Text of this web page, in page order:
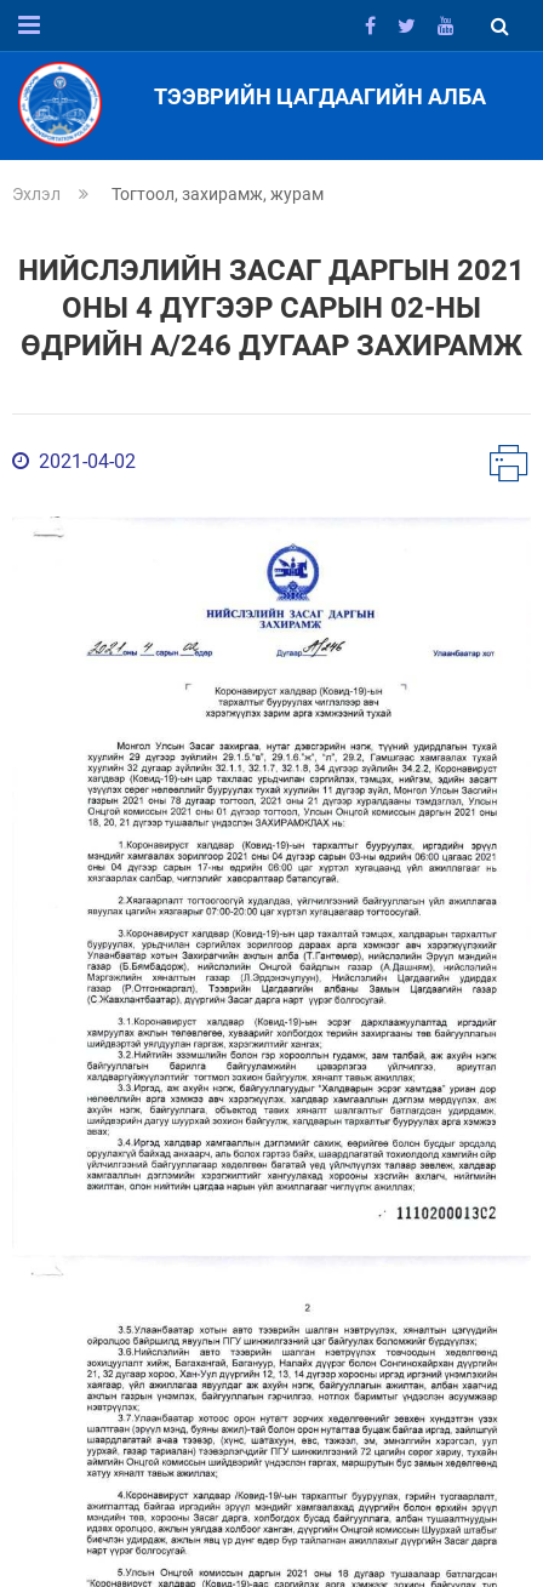
ТЭЭВРИЙН ЦАГДААГИЙН АЛБА
Эхлэл Тогтоол, захирамж, журам
НИЙСЛЭЛИЙН ЗАСАГ ДАРГЫН 2021
ОНЫ 4 ДҮГЭЭР САРЫН 02-НЫ
ӨДРИЙН А/246 ДУГААР ЗАХИРАМЖ
2021-04-02